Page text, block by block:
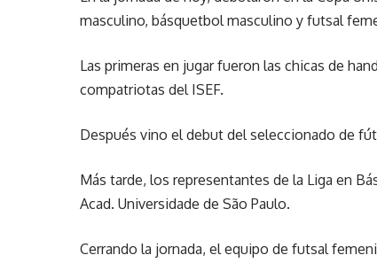
masculino, básquetbol masculino y futsal
Las primeras en jugar fueron las chicas de
compatriotas del ISEF.
Después vino el debut del seleccionado de
Más tarde, los representantes de la Liga en
Acad. Universidade de São Paulo.
Cerrando la jornada, el equipo de futsal